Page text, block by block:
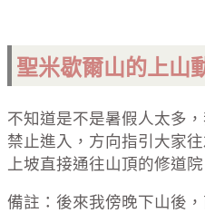
聖米歇爾山的上山
不知道是不是暑假人太多
禁止進入，方向指引大家
上坡直接通往山頂的修道院
備註：後來我傍晚下山後